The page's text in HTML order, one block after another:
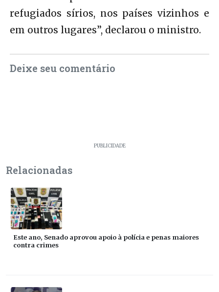
refugiados sírios, nos países vizinhos e
em outros lugares”, declarou o ministro.
Deixe seu comentário
PUBLICIDADE
Relacionadas
Este ano, Senado aprovou apoio à polícia e penas maiores
contra crimes